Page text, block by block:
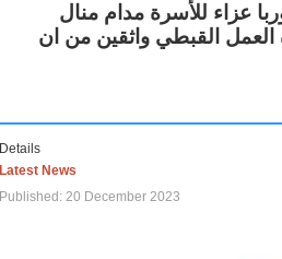
عزاء للأسرة مدام منال
العمل القبطي واثقين من ان
Details
Latest News
Published: 20 December 2023